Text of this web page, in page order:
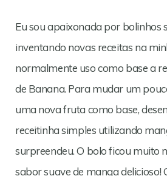
Eu sou apaixonada por bolinhos
inventando novas receitas na
normalmente uso como base a
de Banana. Para mudar um
uma nova fruta como base,
receitinha simples utilizando
surpreendeu. O bolo ficou muito
sabor suave de manga delicioso!